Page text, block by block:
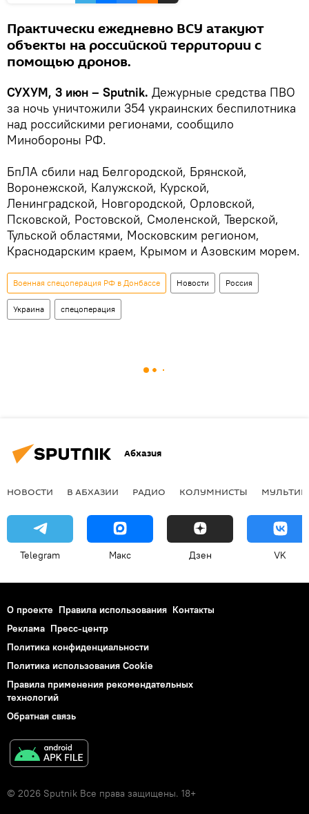
Практически ежедневно ВСУ атакуют
объекты на российской территории с
помощью дронов.
СУХУМ, 3 июн – Sputnik. Дежурные средства ПВО
за ночь уничтожили 354 украинских беспилотника
над российскими регионами, сообщило
Минобороны РФ.
БпЛА сбили над Белгородской, Брянской,
Воронежской, Калужской, Курской,
Ленинградской, Новгородской, Орловской,
Псковской, Ростовской, Смоленской, Тверской,
Тульской областями, Московским регионом,
Краснодарским краем, Крымом и Азовским морем.
Военная спецоперация РФ в Донбассе Новости Россия
Украина спецоперация
Абхазия
НОВОСТИ В АБХАЗИИ РАДИО КОЛУМНИСТЫ
Telegram Макс Дзен VK
О проекте Правила использования Контакты
Реклама Пресс-центр
Политика конфиденциальности
Политика использования Cookie
Правила применения рекомендательных
технологий
Обратная связь
© 2026 Sputnik Все права защищены. 18+